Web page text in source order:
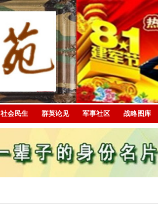
社会民生 群英论见 军事社区 战略图库